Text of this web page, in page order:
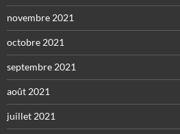
novembre 2021
octobre 2021
septembre 2021
août 2021
juillet 2021